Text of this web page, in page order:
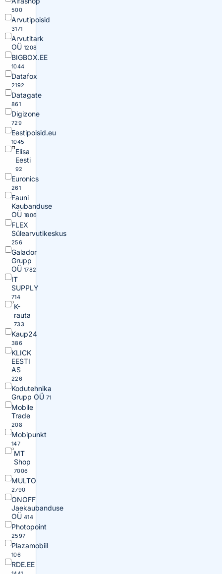
500
Arvutipoisid
3171
Arvutitark
OÜ 1208
BIGBOX.EE
1044
Datafox
2192
Datagate
861
Digizone
729
Eestipoisid.eu
1045
Elisa
Eesti
92
Euronics
261
Fauni
Kaubanduse
OÜ 1806
FLEX
Sülearvutikeskus
256
Galador
Grupp
OÜ 1782
IT
SUPPLY
714
K-
rauta
733
Kaup24
386
KLICK
EESTI
AS
226
Kodutehnika
Grupp OÜ 71
Mobile
Trade
208
Mobipunkt
147
MT
Shop
7006
MULTO
2790
ONOFF
Jaekaubanduse
OÜ 414
Photopoint
2597
Plazamobiil
106
RDE.EE